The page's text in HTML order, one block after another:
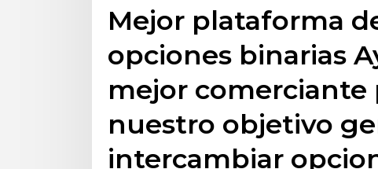
Mejor plataforma
opciones binarias
mejor comerciante
nuestro objetivo
intercambiar